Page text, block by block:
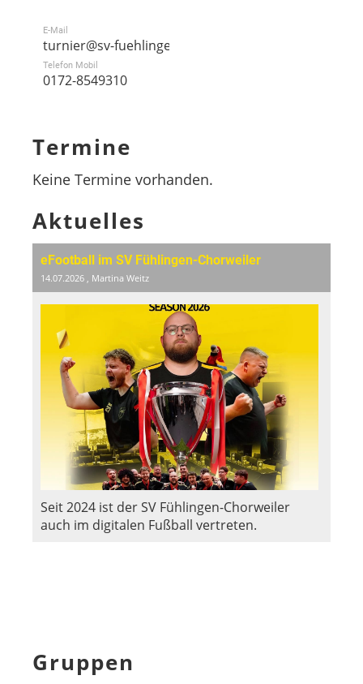
E-Mail
turnier@sv-fuehlingen.de
Telefon Mobil
0172-8549310
Termine
Keine Termine vorhanden.
Aktuelles
eFootball im SV Fühlingen-Chorweiler
14.07.2026 , Martina Weitz
Seit 2024 ist der SV Fühlingen-Chorweiler
auch im digitalen Fußball vertreten.
Gruppen